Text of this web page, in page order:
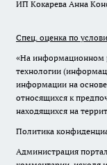
ИП Кокарева Анна
Спец. оценка по
«На информационном
технологии
информации на основе
относящихся к
находящихся на
Политика
Администрация